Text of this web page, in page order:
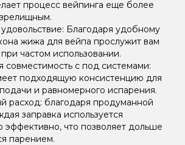
процесс вейпинга еще более
Благодаря удобному
жижа для вейпа прослужит вам
частом использовании.
совместимость с под системами:
подходящую консистенцию для
и равномерного испарения.
расход: благодаря продуманной
заправка используется
эффективно, что позволяет дольше
парением.